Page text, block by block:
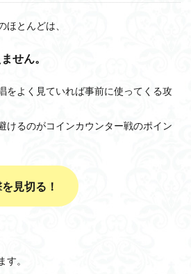
ほとんどは、
せん。
をよく見ていれば事前に使ってくる攻
けるのがコインカウンター戦のポイン
見切る！
。